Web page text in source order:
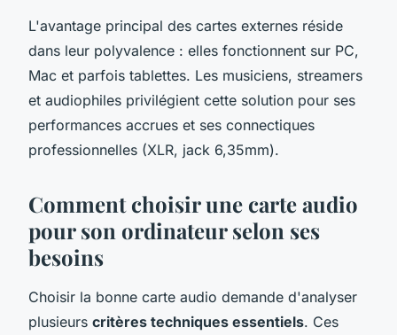
L'avantage principal des cartes externes réside
dans leur polyvalence : elles fonctionnent sur PC,
Mac et parfois tablettes. Les musiciens, streamers
et audiophiles privilégient cette solution pour ses
performances accrues et ses connectiques
professionnelles (XLR, jack 6,35mm).
Comment choisir une carte audio
pour son ordinateur selon ses
besoins
Choisir la bonne carte audio demande d'analyser
plusieurs critères techniques essentiels. Ces